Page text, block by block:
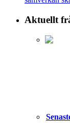
Aktuellt